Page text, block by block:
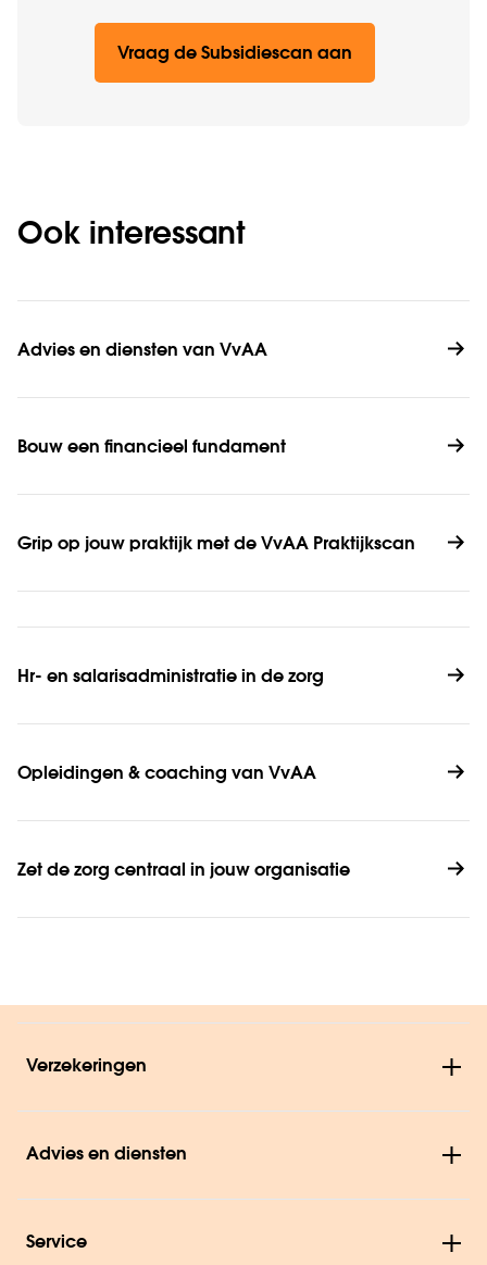
Vraag de Subsidiescan aan
Ook interessant
Advies en diensten van VvAA
Bouw een financieel fundament
Grip op jouw praktijk met de VvAA Praktijkscan
Hr- en salarisadministratie in de zorg
Opleidingen & coaching van VvAA
Zet de zorg centraal in jouw organisatie
Verzekeringen
Advies en diensten
Service